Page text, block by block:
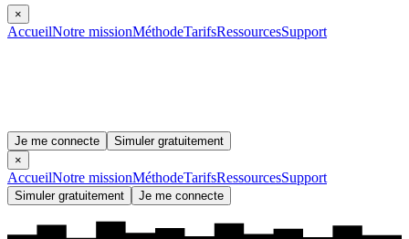
×
AccueilNotre missionMéthodeTarifsRessourcesSupport
Je me connecte
Simuler gratuitement
×
AccueilNotre missionMéthodeTarifsRessourcesSupport
Simuler gratuitement Je me connecte